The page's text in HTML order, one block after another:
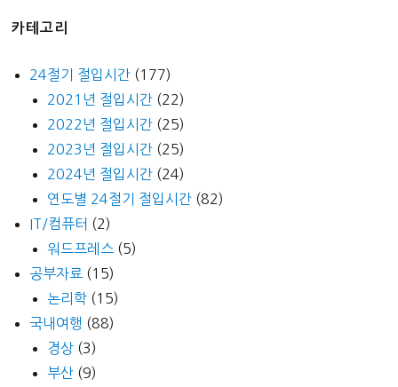
카테고리
24절기 절입시간 (177)
2021년 절입시간 (22)
2022년 절입시간 (25)
2023년 절입시간 (25)
2024년 절입시간 (24)
연도별 24절기 절입시간 (82)
IT/컴퓨터 (2)
워드프레스 (5)
공부자료 (15)
논리학 (15)
국내여행 (88)
경상 (3)
부산 (9)